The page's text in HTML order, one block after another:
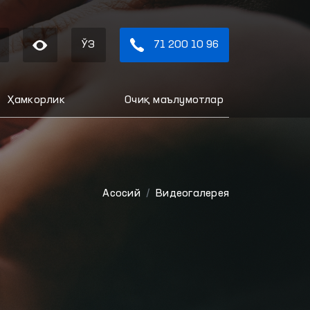
ЎЗ 71 200 10 96
Ҳамкорлик Очиқ маълумотлар
Aсосий Видеогалерея